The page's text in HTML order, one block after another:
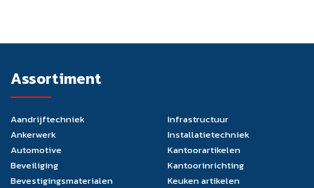
Assortiment
Aandrijftechniek
Ankerwerk
Automotive
Beveiliging
Bevestigingsmaterialen
Infrastructuur
Installatietechniek
Kantoorartikelen
Kantoorinrichting
Keuken artikelen